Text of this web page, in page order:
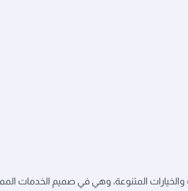
المتنوعة، وهي في صميم الخدمات